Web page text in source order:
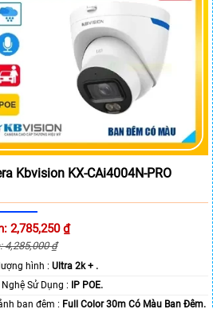
Kbvision KX-CAi4004N-PRO
2,785,250 ₫
4,285,000 ₫
lượng hình :Ultra 2k + .
🌠 Công Nghệ Sử Dụng :
IP POE.
✪ Hình ảnh ban đêm : Full Color 30m Có Màu Ban Ðêm.